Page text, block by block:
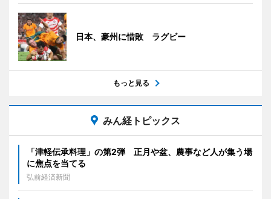
日本、豪州に惜敗 ラグビー
もっと見る
みん経トピックス
「津軽伝承料理」の第2弾 正月や盆、農事など人が集う場
に焦点を当てる
弘前経済新聞